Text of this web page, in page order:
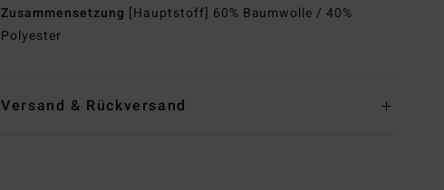
Zusammensetzung [Hauptstoff] 60% Baumwolle / 40%
Polyester
Versand & Rückversand